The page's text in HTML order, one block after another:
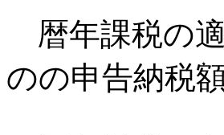
暦年課税の
のの申告納税